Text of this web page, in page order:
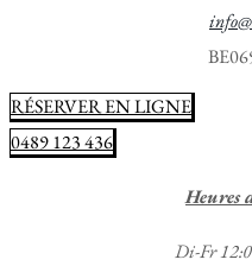
RÉSERVER EN LIGNE
0489 123 436
Heures
Di-Fr